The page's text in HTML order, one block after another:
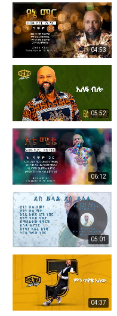
04:53
05:52
06:12
05:01
04:37